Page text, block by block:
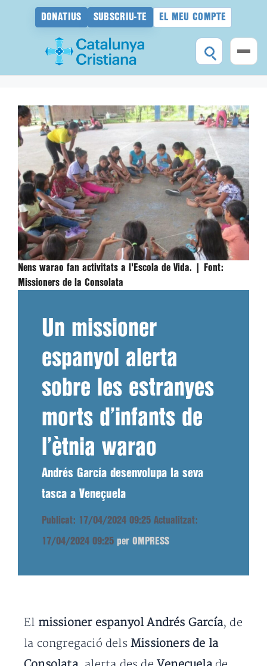
DONATIUS SUBSCRIU-TE EL MEU COMPTE
contingut
Nens warao fan activitats a l'Escola de Vida. |
Font:
Missioners de la Consolata
Un missioner
espanyol alerta
sobre les estranyes
morts d’infants de
l’ètnia warao
Andrés García desenvolupa la seva
tasca a Veneçuela
Publicat: 17/04/2024 09:25 Actualitzat:
17/04/2024 09:25 per OMPRESS
El missioner espanyol Andrés García, de
la congregació dels Missioners de la